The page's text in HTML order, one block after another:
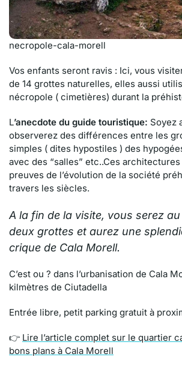
necropole-cala-morell
Vos enfants seront ravis : Ici, vous
de 14 grottes naturelles, elles aussi
nécropole ( cimetières) durant la
L’anecdote du guide touristique: Soyez
observerez des différences entre les
simples ( dites hypostiles ) des
avec des “salles” etc..Ces
preuves de l’évolution de la société
travers les siècles.
A la fin de la visite, vous serez
deux grottes et aurez une
crique de Cala Morell.
C’est ou ? dans l’urbanisation de Cala
kilmètres de Ciutadella
Entrée libre, petit parking gratuit à
👉 Lire l’article complet sur le quartier
bons plans à Cala Morell